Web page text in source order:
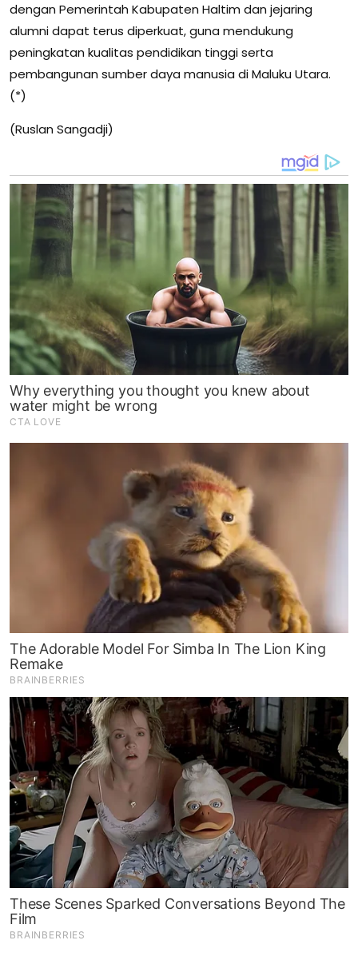
dengan Pemerintah Kabupaten Haltim dan jejaring
alumni dapat terus diperkuat, guna mendukung
peningkatan kualitas pendidikan tinggi serta
pembangunan sumber daya manusia di Maluku Utara.
(*)
(Ruslan Sangadji)